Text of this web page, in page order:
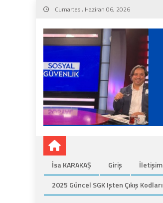
Skip
content
Cumartesi, Haziran 06, 2026
İsa KARAKAŞ Giriş İletişim
2025 Güncel SGK Işten Çıkış Kodları